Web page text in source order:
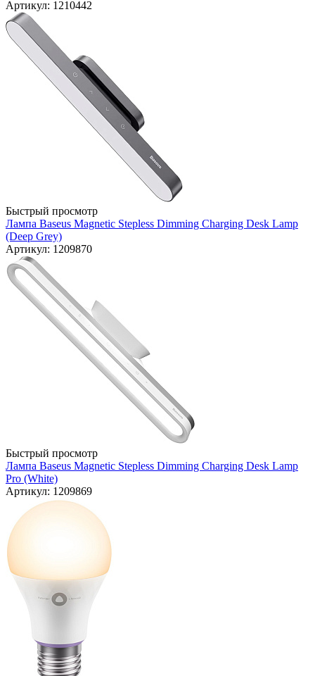
Артикул: 1210442
Быстрый просмотр
Лампа Baseus Magnetic Stepless Dimming Charging Desk Lamp
(Deep Grey)
Артикул: 1209870
Быстрый просмотр
Лампа Baseus Magnetic Stepless Dimming Charging Desk Lamp
Pro (White)
Артикул: 1209869